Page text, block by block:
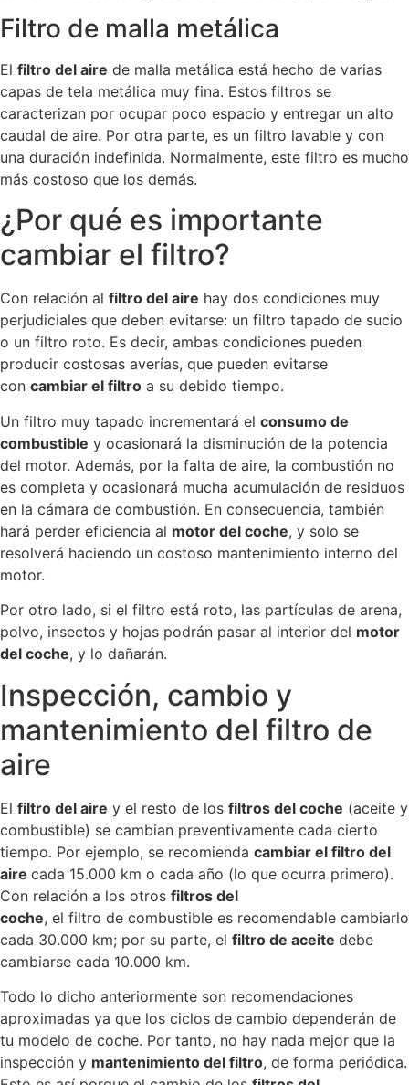
Filtro de malla metálica
El filtro del aire de malla metálica está hecho de varias
capas de tela metálica muy fina. Estos filtros se
caracterizan por ocupar poco espacio y entregar un alto
caudal de aire. Por otra parte, es un filtro lavable y con
una duración indefinida. Normalmente, este filtro es mucho
más costoso que los demás.
¿Por qué es importante
cambiar el filtro?
Con relación al filtro del aire hay dos condiciones muy
perjudiciales que deben evitarse: un filtro tapado de sucio
o un filtro roto. Es decir, ambas condiciones pueden
producir costosas averías, que pueden evitarse
con cambiar el filtro a su debido tiempo.
Un filtro muy tapado incrementará el consumo de
combustible y ocasionará la disminución de la potencia
del motor. Además, por la falta de aire, la combustión no
es completa y ocasionará mucha acumulación de residuos
en la cámara de combustión. En consecuencia, también
hará perder eficiencia al motor del coche, y solo se
resolverá haciendo un costoso mantenimiento interno del
motor.
Por otro lado, si el filtro está roto, las partículas de arena,
polvo, insectos y hojas podrán pasar al interior del motor
del coche, y lo dañarán.
Inspección, cambio y
mantenimiento del filtro de
aire
El filtro del aire y el resto de los filtros del coche (aceite y
combustible) se cambian preventivamente cada cierto
tiempo. Por ejemplo, se recomienda cambiar el filtro del
aire cada 15.000 km o cada año (lo que ocurra primero).
Con relación a los otros filtros del
coche, el filtro de combustible es recomendable cambiarlo
cada 30.000 km; por su parte, el filtro de aceite debe
cambiarse cada 10.000 km.
Todo lo dicho anteriormente son recomendaciones
aproximadas ya que los ciclos de cambio dependerán de
tu modelo de coche. Por tanto, no hay nada mejor que la
inspección y mantenimiento del filtro, de forma periódica.